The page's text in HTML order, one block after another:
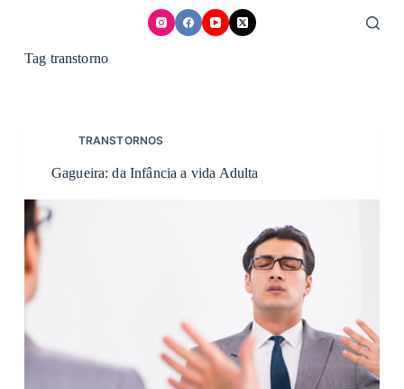
Tag transtorno
TRANSTORNOS
Gagueira: da Infância a vida Adulta